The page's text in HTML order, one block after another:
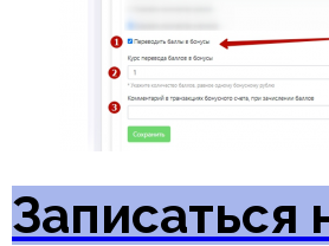
Записаться